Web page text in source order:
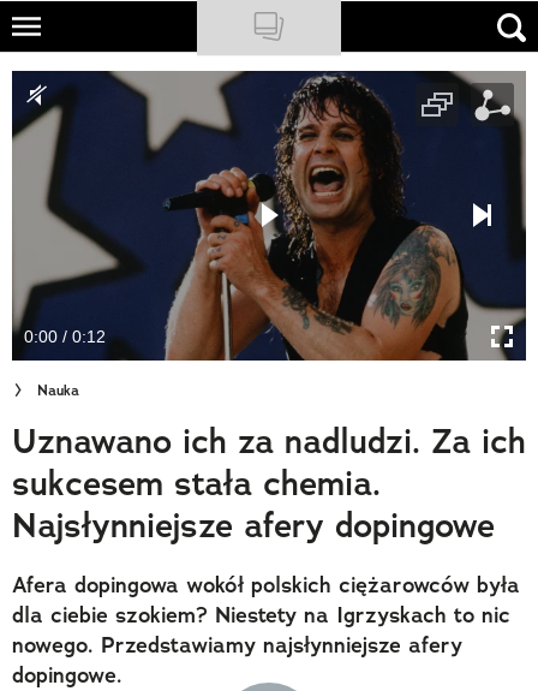
Skip
main
content
NATIONAL GEOGRAPHIC
TRAVELER
PODCASTY
Newsletter
Cuda Polski
Wielki Konkurs Fotograficzny
Trendbook Podróżniczy
Polecane
0:00 / 0:12
Nauka
Uznawano ich za nadludzi. Za ich
sukcesem stała chemia.
Najsłynniejsze afery dopingowe
Afera dopingowa wokół polskich ciężarowców była
dla ciebie szokiem? Niestety na Igrzyskach to nic
nowego. Przedstawiamy najsłynniejsze afery
dopingowe.